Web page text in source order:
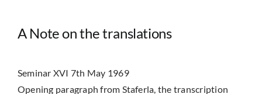
A Note on the translations
Seminar XVI 7th May 1969
Opening paragraph from Staferla, the transcription